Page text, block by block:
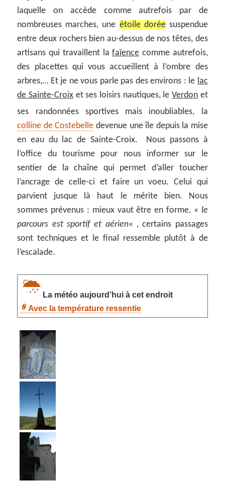
laquelle on accède comme autrefois par de
nombreuses marches, une étoile doréesuspendue
entre deux rochers bien au-dessus de nos têtes, des
artisans qui travaillent lafaïence comme autrefois,
des placettes qui vous accueillent à l’ombre des
arbres,… Et je ne vous parle pas des environs : le lac
de Sainte-Croix et ses loisirs nautiques, le Verdonet
ses randonnées sportives mais inoubliables, la
colline de Costebelle devenue une île depuis la mise
en eau du lac de Sainte-Croix. Nous passons à
l’office du tourisme pour nous informer sur le
sentier de la chaîne qui permet d’aller toucher
l’ancrage de celle-ci et faire un voeu. Celui qui
parvient jusque là haut le mérite bien. Nous
sommes prévenus : mieux vaut être en forme, « le
parcours est sportif et aérien« , certains passages
sont techniques et le final ressemble plutôt à de
l’escalade.
La météo aujourd’hui à cet endroit
Avec la température ressentie